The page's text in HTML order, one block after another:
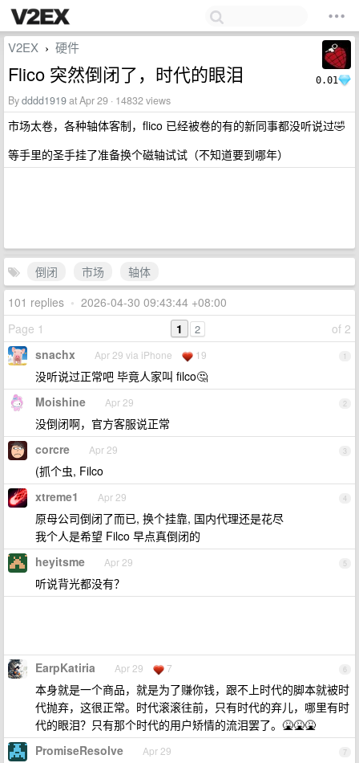
0.01
V2EX › 硬件
Flico 突然倒闭了，时代的眼泪
Bydddd1919at Apr 29 · 14832 views
市场太卷，各种轴体客制，flico 已经被卷的有的新同事都没听说过🤣
等手里的圣手挂了准备换个磁轴试试（不知道要到哪年）
倒闭 市场
轴体
101 replies • 2026-04-30 09:43:44 +08:00
Page 1
of 2
1 2
1
snachx Apr 29 via iPhone 19
没听说过正常吧 毕竟人家叫 filco🤔
2
Moishine Apr 29
没倒闭啊，官方客服说正常
3
corcre Apr 29
(抓个虫, Filco
4
xtreme1 Apr 29
原母公司倒闭了而已, 换个挂靠, 国内代理还是花尽
我个人是希望 Filco 早点真倒闭的
5
heyitsme Apr 29
听说背光都没有？
6
EarpKatiria Apr 29 7
本身就是一个商品，就是为了赚你钱，跟不上时代的脚本就被时
代抛弃，这很正常。时代滚滚往前，只有时代的弃儿，哪里有时
代的眼泪？只有那个时代的用户矫情的流泪罢了。🤮🤮🤮
7
PromiseResolve Apr 29